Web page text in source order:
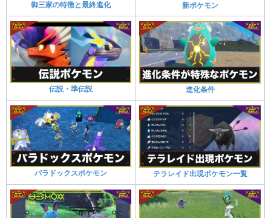
御三家の特徴と最終進化 新ポケモン
伝説・準伝説 進化条件
パラドックスポケモン テラレイド出現ポケモン一覧